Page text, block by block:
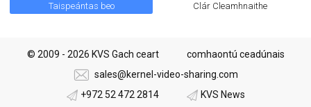
Taispeántas beo
Clár Cleamhnaithe
© 2009 - 2026 KVS Gach ceart
comhaontú ceadúnais
sales@kernel-video-sharing.com
+972 52 472 2814
KVS News